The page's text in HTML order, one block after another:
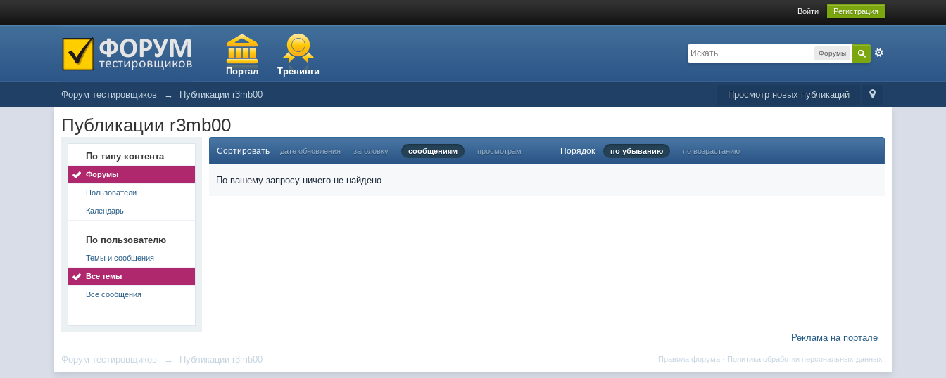
Войти Регистрация
Портал Тренинги
Форумы
Просмотр новых публикаций
Форум тестировщиков → Публикации r3mb00
Публикации r3mb00
По типу контента
Форумы
Пользователи
Календарь
По пользователю
Темы и сообщения
Все темы
Все сообщения
Сортировать дате обновления заголовку сообщениям просмотрам Порядок по убыванию по возрастанию
По вашему запросу ничего не найдено.
Реклама на портале
Форум тестировщиков → Публикации r3mb00 Политика обработки персональных данных
Правила форума ·